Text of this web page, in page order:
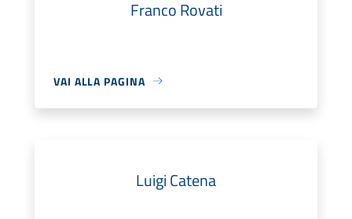
Franco Rovati
VAI ALLA PAGINA
Luigi Catena